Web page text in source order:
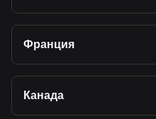
Франция
Канада